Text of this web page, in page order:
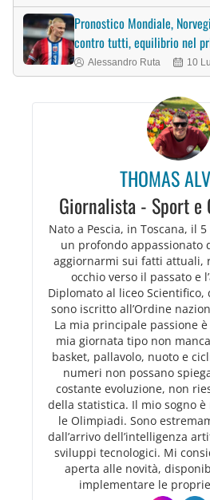
Pronostico Mondiale,
contro tutti, equilibrio nel
Alessandro Ruta 10
THOMAS
Giornalista - Sport e
Nato a Pescia, in Toscana, il
un profondo appassionato
aggiornarmi sui fatti attuali,
occhio verso il passato e
Diplomato al liceo Scientifico,
sono iscritto all’Ordine
La mia principale passione
mia giornata tipo non
basket, pallavolo, nuoto e
numeri non possano
costante evoluzione, non
della statistica. Il mio sogno
le Olimpiadi. Sono
dall’arrivo dell’intelligenza
sviluppi tecnologici. Mi
aperta alle novità,
implementare le